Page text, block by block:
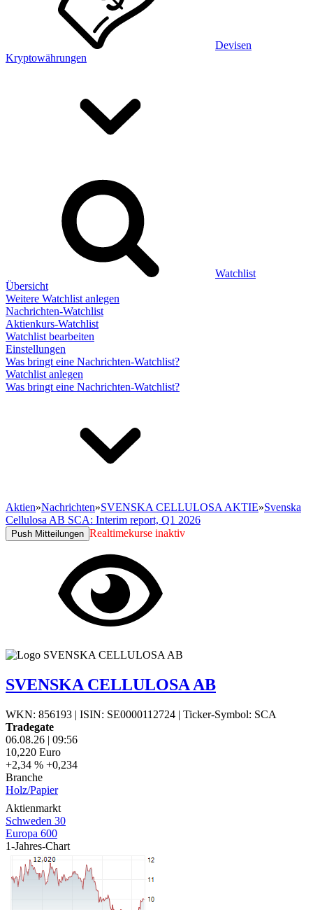
Devisen
Kryptowährungen
Watchlist
Übersicht
Weitere Watchlist anlegen
Nachrichten-Watchlist
Aktienkurs-Watchlist
Watchlist bearbeiten
Einstellungen
Was bringt eine Nachrichten-Watchlist?
Watchlist anlegen
Was bringt eine Nachrichten-Watchlist?
Aktien»Nachrichten»SVENSKA CELLULOSA AKTIE»Svenska
Cellulosa AB SCA: Interim report, Q1 2026
Push Mitteilungen Realtimekurse inaktiv
SVENSKA CELLULOSA AB
WKN: 856193 | ISIN: SE0000112724 | Ticker-Symbol: SCA
Tradegate
06.08.26 | 09:56
10,220 Euro
+2,34 % +0,234
Branche
Holz/Papier
Aktienmarkt
Schweden 30
Europa 600
1-Jahres-Chart